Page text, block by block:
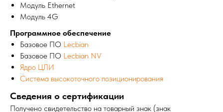
Модуль Ethernet
Модуль 4G
Программное обеспечение
Базовое ПО Lecbian
Базовое ПО Lecbian NV
Ядро ЦЛИ
Система высокоточного позиционирования
Сведения о сертификации
Получено свидетельство на товарный знак (знак